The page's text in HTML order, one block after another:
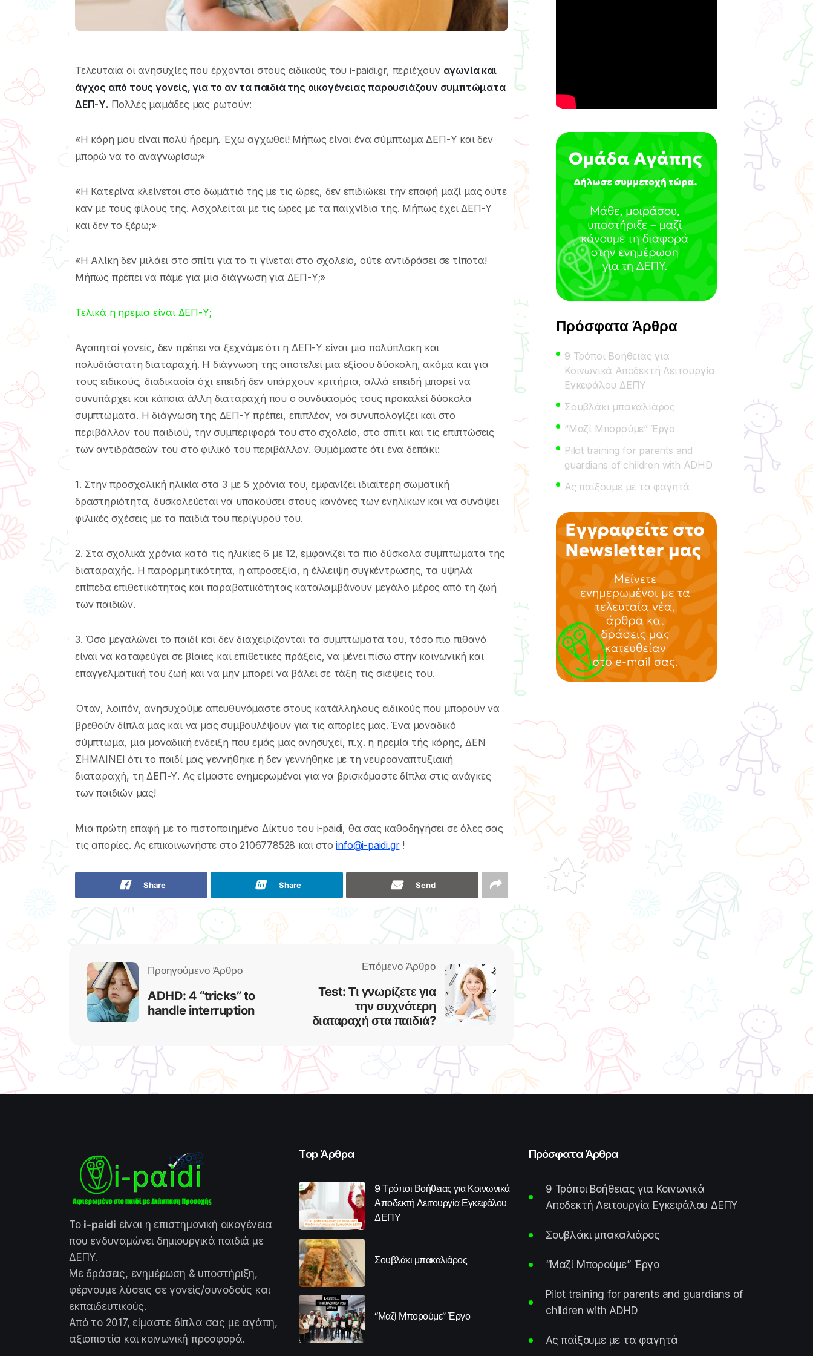
Τελευταία οι ανησυχίες που έρχονται στους ειδικούς του i-paidi.gr, περιέχουν αγωνία και
άγχος από τους γονείς, για το αν τα παιδιά της οικογένειας παρουσιάζουν συμπτώματα
ΔΕΠ-Υ. Πολλές μαμάδες μας ρωτούν:
«Η κόρη μου είναι πολύ ήρεμη. Έχω αγχωθεί! Μήπως είναι ένα σύμπτωμα ΔΕΠ-Υ και δεν
μπορώ να το αναγνωρίσω;»
«Η Κατερίνα κλείνεται στο δωμάτιό της με τις ώρες, δεν επιδιώκει την επαφή μαζί μας ούτε
καν με τους φίλους της. Ασχολείται με τις ώρες με τα παιχνίδια της. Μήπως έχει ΔΕΠ-Υ
και δεν το ξέρω;»
«Η Αλίκη δεν μιλάει στο σπίτι για το τι γίνεται στο σχολείο, ούτε αντιδράσει σε τίποτα!
Μήπως πρέπει να πάμε για μια διάγνωση για ΔΕΠ-Υ;»
Τελικά η ηρεμία είναι ΔΕΠ-Υ;
Αγαπητοί γονείς, δεν πρέπει να ξεχνάμε ότι η ΔΕΠ-Υ είναι μια πολύπλοκη και
πολυδιάστατη διαταραχή. Η διάγνωση της αποτελεί μια εξίσου δύσκολη, ακόμα και για
τους ειδικούς, διαδικασία όχι επειδή δεν υπάρχουν κριτήρια, αλλά επειδή μπορεί να
συνυπάρχει και κάποια άλλη διαταραχή που ο συνδυασμός τους προκαλεί δύσκολα
συμπτώματα. Η διάγνωση της ΔΕΠ-Υ πρέπει, επιπλέον, να συνυπολογίζει και στο
περιβάλλον του παιδιού, την συμπεριφορά του στο σχολείο, στο σπίτι και τις επιπτώσεις
των αντιδράσεών του στο φιλικό του περιβάλλον. Θυμόμαστε ότι ένα δεπάκι:
1. Στην προσχολική ηλικία στα 3 με 5 χρόνια του, εμφανίζει ιδιαίτερη σωματική
δραστηριότητα, δυσκολεύεται να υπακούσει στους κανόνες των ενηλίκων και να συνάψει
φιλικές σχέσεις με τα παιδιά του περίγυρού του.
2. Στα σχολικά χρόνια κατά τις ηλικίες 6 με 12, εμφανίζει τα πιο δύσκολα συμπτώματα της
διαταραχής. Η παρορμητικότητα, η απροσεξία, η έλλειψη συγκέντρωσης, τα υψηλά
επίπεδα επιθετικότητας και παραβατικότητας καταλαμβάνουν μεγάλο μέρος από τη ζωή
των παιδιών.
3. Όσο μεγαλώνει το παιδί και δεν διαχειρίζονται τα συμπτώματα του, τόσο πιο πιθανό
είναι να καταφεύγει σε βίαιες και επιθετικές πράξεις, να μένει πίσω στην κοινωνική και
επαγγελματική του ζωή και να μην μπορεί να βάλει σε τάξη τις σκέψεις του.
Όταν, λοιπόν, ανησυχούμε απευθυνόμαστε στους κατάλληλους ειδικούς που μπορούν να
βρεθούν δίπλα μας και να μας συμβουλέψουν για τις απορίες μας. Ένα μοναδικό
σύμπτωμα, μια μοναδική ένδειξη που εμάς μας ανησυχεί, π.χ. η ηρεμία τής κόρης, ΔΕΝ
ΣΗΜΑΙΝΕΙ ότι το παιδί μας γεννήθηκε ή δεν γεννήθηκε με τη νευροαναπτυξιακή
διαταραχή, τη ΔΕΠ-Υ. Ας είμαστε ενημερωμένοι για να βρισκόμαστε δίπλα στις ανάγκες
των παιδιών μας!
Μια πρώτη επαφή με το πιστοποιημένο Δίκτυο του i-paidi, θα σας καθοδηγήσει σε όλες σας
τις απορίες. Ας επικοινωνήστε στο 2106778528 και στοinfo@i-paidi.gr!
Share Share Send
ADHD: 4 “tricks” to
handle interruption
Test: Τι γνωρίζετε για
την συχνότερη
διαταραχή στα παιδιά?
Πρόσφατα Άρθρα
9 Τρόποι Βοήθειας για
Κοινωνικά Αποδεκτή Λειτουργία
Εγκεφάλου ΔΕΠΥ
Σουβλάκι μπακαλιάρος
“Μαζί Μπορούμε” Έργο
Pilot training for parents and
guardians of children with ADHD
Ας παίξουμε με τα φαγητά
Το i-paidi είναι η επιστημονική οικογένεια
που ενδυναμώνει δημιουργικά παιδιά με
ΔΕΠΥ.
Με δράσεις, ενημέρωση & υποστήριξη,
φέρνουμε λύσεις σε γονείς/συνοδούς και
εκπαιδευτικούς.
Από το 2017, είμαστε δίπλα σας με αγάπη,
αξιοπιστία και κοινωνική προσφορά.
Top Άρθρα
9 Τρόποι Βοήθειας για Κοινωνικά
Αποδεκτή Λειτουργία Εγκεφάλου
ΔΕΠΥ
Σουβλάκι μπακαλιάρος
“Μαζί Μπορούμε” Έργο
Πρόσφατα Άρθρα
9 Τρόποι Βοήθειας για Κοινωνικά
Αποδεκτή Λειτουργία Εγκεφάλου ΔΕΠΥ
Σουβλάκι μπακαλιάρος
“Μαζί Μπορούμε” Έργο
Pilot training for parents and guardians of
children with ADHD
Ας παίξουμε με τα φαγητά